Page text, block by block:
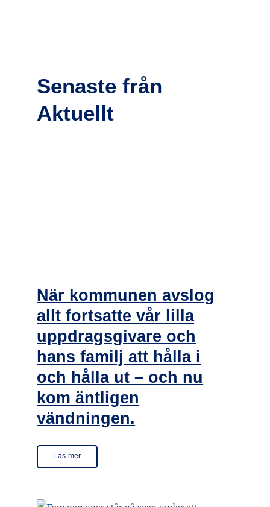
Senaste från
Aktuellt
När kommunen avslog
allt fortsatte vår lilla
uppdragsgivare och
hans familj att hålla i
och hålla ut – och nu
kom äntligen
vändningen.
Läs mer